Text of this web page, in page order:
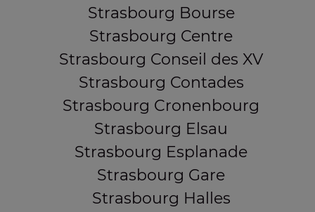
Strasbourg Bourse
Strasbourg Centre
Strasbourg Conseil des XV
Strasbourg Contades
Strasbourg Cronenbourg
Strasbourg Elsau
Strasbourg Esplanade
Strasbourg Gare
Strasbourg Halles